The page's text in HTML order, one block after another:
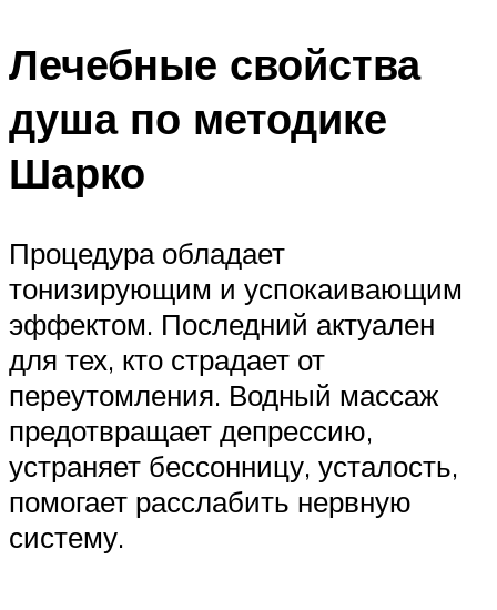
Лечебные свойства
душа по методике
Шарко
Процедура обладает
тонизирующим и успокаивающим
эффектом. Последний актуален
для тех, кто страдает от
переутомления. Водный массаж
предотвращает депрессию,
устраняет бессонницу, усталость,
помогает расслабить нервную
систему.